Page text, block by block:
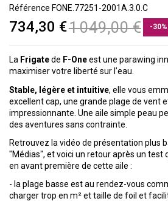
Référence FONE.77251-2001A.3.0.C
734,30 €1 049,00 € -30%
La Frigatede F-Oneest une parawing
maximiser votre liberté sur l’eau.
Stable, légère et intuitive, elle vous
excellent cap, une grande plage de vent
impressionnante. Une aile simple peau
des aventures sans contrainte.
Retrouvez la vidéo de présentation plus
"Médias", et voici un retour après un test
en avant première de cette aile :
- la plage basse est au rendez-vous
charger trop en m² et taille de foil et